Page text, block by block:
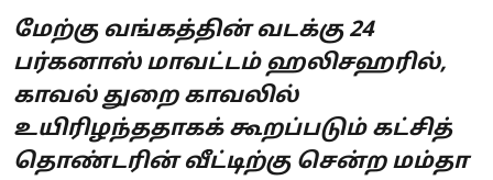
மேற்கு வங்கத்தின் வடக்கு 24
பர்கனாஸ் மாவட்டம் ஹலிசஹரில்,
காவல் துறை காவலில்
உயிரிழந்ததாகக் கூறப்படும் கட்சித்
தொண்டரின் வீட்டிற்கு சென்ற மம்தா